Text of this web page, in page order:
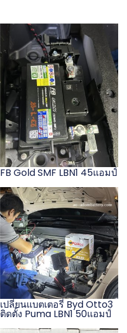
FB Gold SMF LBN1 45แอมป์
เปลี่ยนแบตเตอรี่ Byd Otto3
ติดตั้ง Puma LBN1 50แอมป์